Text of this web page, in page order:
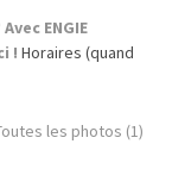
Avec ENGIE
! Horaires (quand
les photos (1)